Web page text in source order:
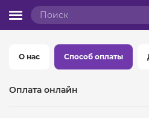
О нас Способ оплаты
Оплата онлайн